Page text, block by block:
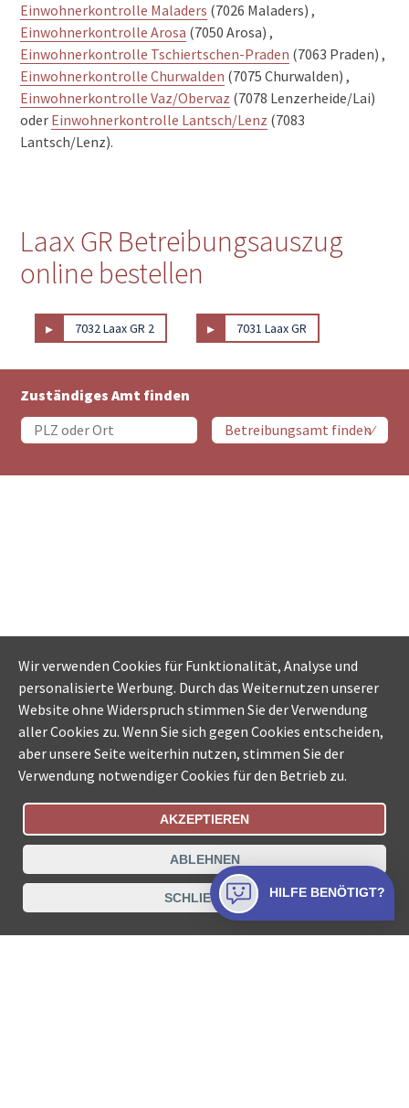
Einwohnerkontrolle Maladers (7026 Maladers) ,
Einwohnerkontrolle Arosa (7050 Arosa) ,
Einwohnerkontrolle Tschiertschen-Praden (7063 Praden) ,
Einwohnerkontrolle Churwalden (7075 Churwalden) ,
Einwohnerkontrolle Vaz/Obervaz (7078 Lenzerheide/Lai)
oder Einwohnerkontrolle Lantsch/Lenz (7083
Lantsch/Lenz).
Laax GR Betreibungsauszug
online bestellen
▸ 7032 Laax GR 2 ▸ 7031 Laax GR
Zuständiges Amt finden
Bestellungsstatus Ämtersuche der Schweiz
Datenschutz Impressum Nutzungsbestimmungen
Kontakt
Wir verwenden Cookies für Funktionalität, Analyse und
personalisierte Werbung. Durch das Weiternutzen unserer
Website ohne Widerspruch stimmen Sie der Verwendung
aller Cookies zu. Wenn Sie sich gegen Cookies entscheiden,
aber unsere Seite weiterhin nutzen, stimmen Sie der
Verwendung notwendiger Cookies für den Betrieb zu.
AKZEPTIEREN
ABLEHNEN
SCHLIESSEN HILFE BENÖTIGT?